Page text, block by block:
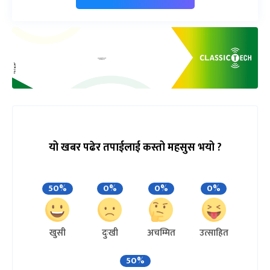
यो खबर पढेर तपाईलाई कस्तो महसुस भयो ?
50%
खुसी
0%
दुःखी
0%
अचम्मित
0%
उत्साहित
50%